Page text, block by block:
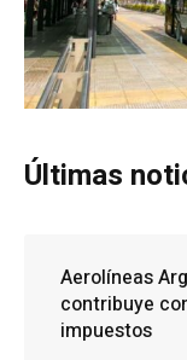
Últimas
Aerolíneas
contribuye
impuestos